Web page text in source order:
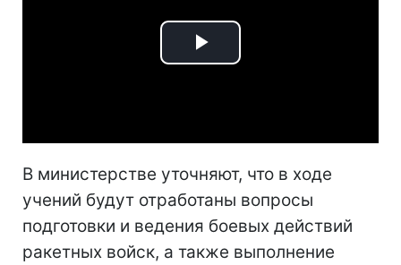
Play
В министерстве уточняют, что в ходе
учений будут отработаны вопросы
подготовки и ведения боевых действий
ракетных войск, а также выполнение